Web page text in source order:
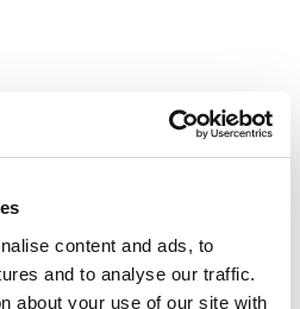
content and ads, to
and to analyse our traffic.
about your use of our site with